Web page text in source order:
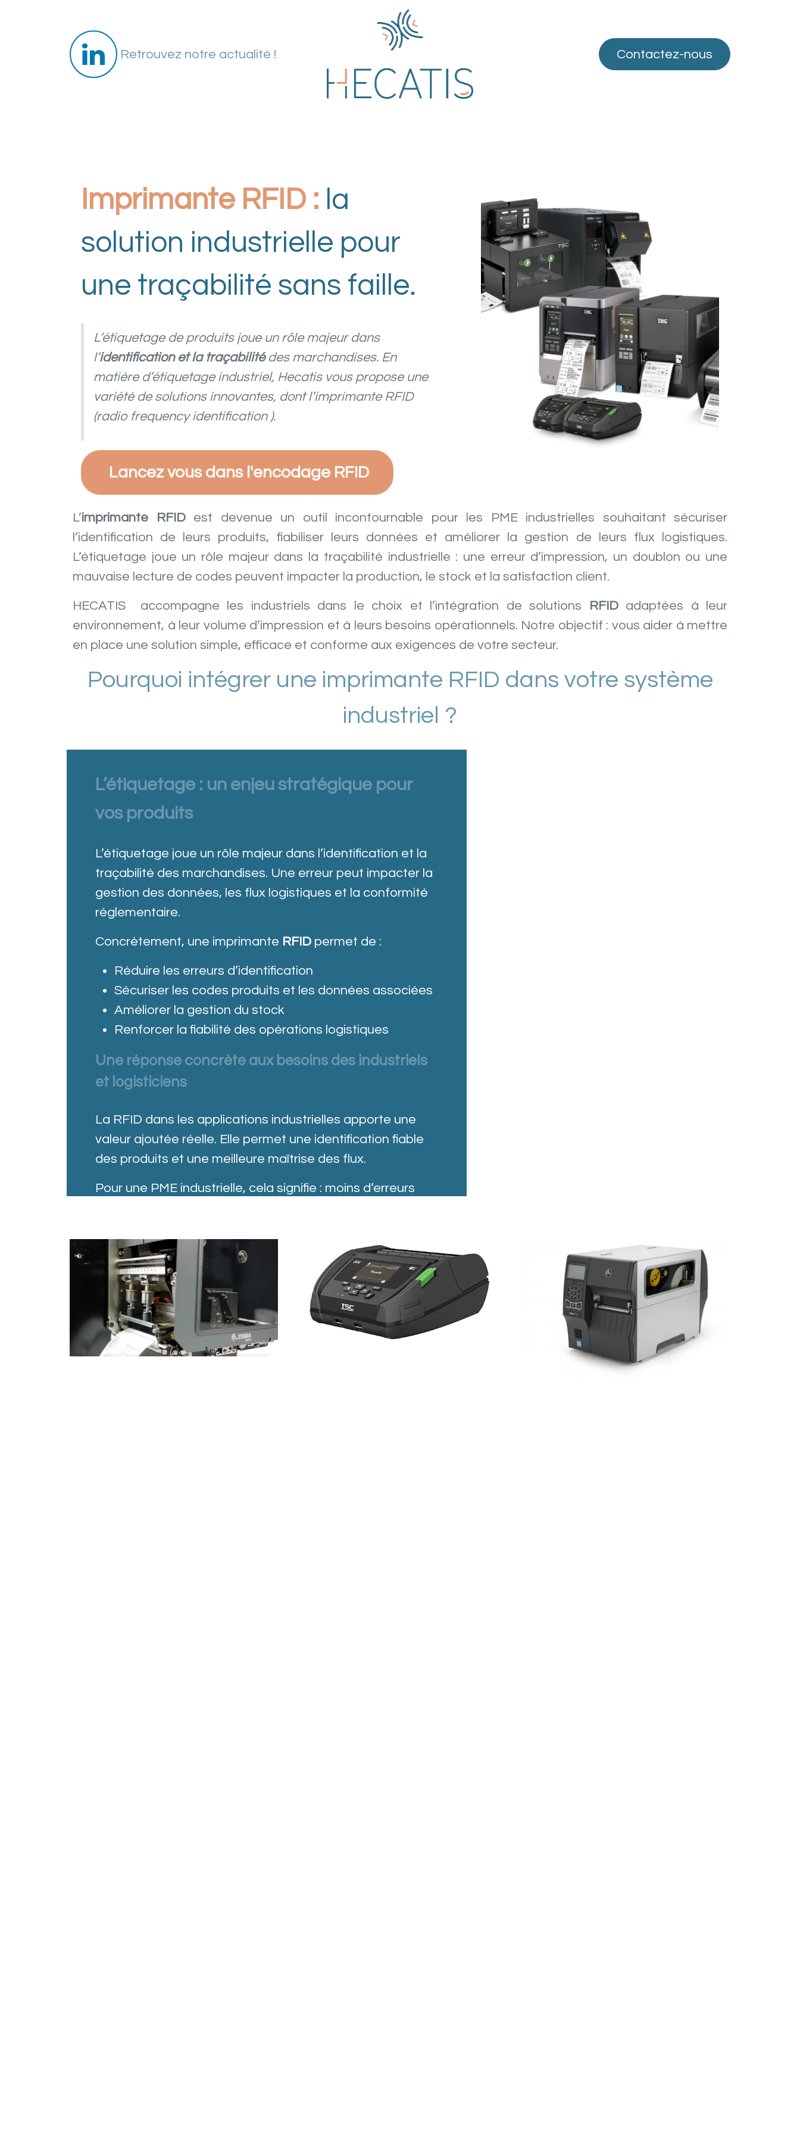
Retrouvez notre actualité ! Contacte​​​​​​z-nous
Imprimante RFID : la
solution industrielle pour
une traçabilité sans faille.
L’étiquetage de produits joue un rôle majeur dans
l’identification et la traçabilité des marchandises. En
matière d’étiquetage industriel, Hecatis vous propose une
variété de solutions innovantes, dont l’imprimante RFID
(radio frequency identification ).
Lancez vous dans l'encodage RFID
L’imprimante RFIDest devenue un outil incontournable pour les PME industrielles souhaitant sécuriser
l’identification de leurs produits, fiabiliser leurs données et améliorer la gestion de leurs flux logistiques.
L’étiquetage joue un rôle majeur dans la traçabilité industrielle : une erreur d’impression, un doublon ou une
mauvaise lecture de codes peuvent impacter la production, le stock et la satisfaction client.
HECATIS accompagne les industriels dans le choix et l’intégration de solutions RFIDadaptées à leur
environnement, à leur volume d’impression et à leurs besoins opérationnels. Notre objectif : vous aider à mettre
en place une solution simple, efficace et conforme aux exigences de votre secteur.
Pourquoi intégrer une imprimante RFID dans votre système
industriel ?
L’étiquetage : un enjeu stratégique pour
vos produits
L’étiquetage joue un rôle majeur dans l’identification et la
traçabilité des marchandises. Une erreur peut impacter la
gestion des données, les flux logistiques et la conformité
réglementaire.
Concrètement, une imprimante RFID permet de :
Réduire les erreurs d’identification
Sécuriser les codes produits et les données associées
Améliorer la gestion du stock
Renforcer la fiabilité des opérations logistiques
Une réponse concrète aux besoins des industriels
et logisticiens
La RFID dans les applications industrielles apporte une
valeur ajoutée réelle. Elle permet une identification fiable
des produits et une meilleure maîtrise des flux.
Pour une PME industrielle, cela signifie : moins d’erreurs